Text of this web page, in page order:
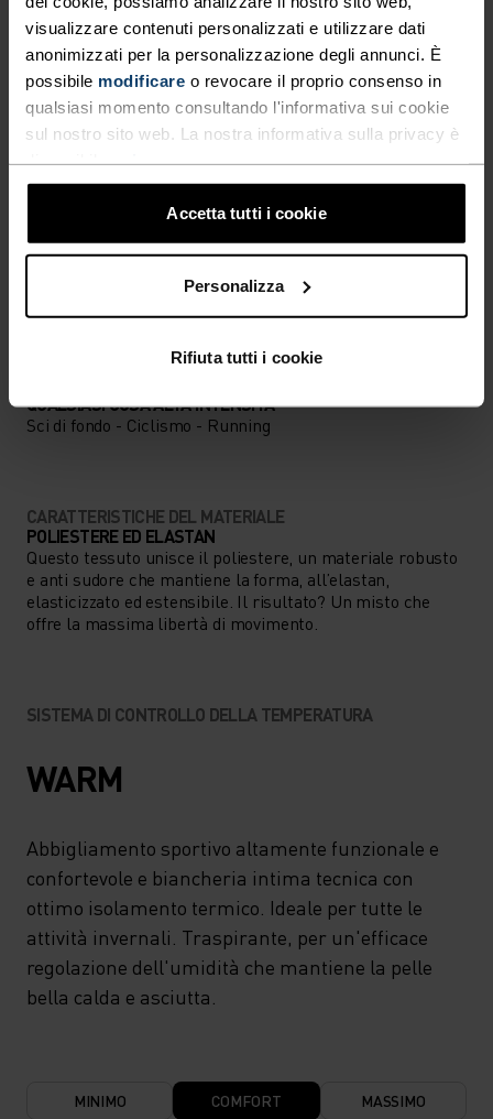
visualizzare contenuti personalizzati e utilizzare dati
anonimizzati per la personalizzazione degli annunci. È
possibile modificare o revocare il proprio consenso in
qualsiasi momento consultando l'informativa sui cookie
sul nostro sito web. La nostra informativa sulla privacy è
Accetta tutti i cookie
Personalizza
Rifiuta tutti i cookie
DETTAGLI CHE FANNO LA
DIFFERENZA
Accessori progettati per goderti ogni avventura.
MODERATO
QUALSIASI COSA ALTA INTENSITÀ
Sci di fondo - Ciclismo - Running
CARATTERISTICHE DEL MATERIALE
POLIESTERE ED ELASTAN
Questo tessuto unisce il poliestere, un materiale robusto
e anti sudore che mantiene la forma, all’elastan,
elasticizzato ed estensibile. Il risultato? Un misto che
offre la massima libertà di movimento.
SISTEMA DI CONTROLLO DELLA TEMPERATURA
WARM
Abbigliamento sportivo altamente funzionale e
confortevole e biancheria intima tecnica con
ottimo isolamento termico. Ideale per tutte le
attività invernali. Traspirante, per un'efficace
regolazione dell'umidità che mantiene la pelle
bella calda e asciutta.
MINIMO COMFORT MASSIMO